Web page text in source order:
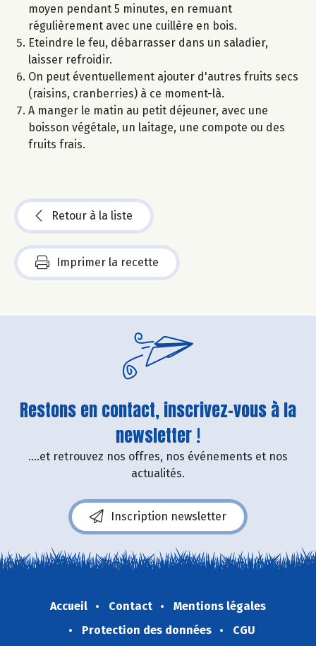
moyen pendant 5 minutes, en remuant
régulièrement avec une cuillère en bois.
Eteindre le feu, débarrasser dans un saladier,
laisser refroidir.
On peut éventuellement ajouter d'autres fruits secs
(raisins, cranberries) à ce moment-là.
A manger le matin au petit déjeuner, avec une
boisson végétale, un laitage, une compote ou des
fruits frais.
Retour à la liste
Imprimer la recette
Restons en contact, inscrivez-vous à la
newsletter !
....et retrouvez nos offres, nos événements et nos
actualités.
Inscription newsletter
Accueil Contact
Mentions légales
Protection des données
CGU